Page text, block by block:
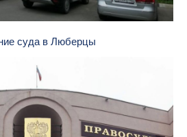
суда в Люберцы